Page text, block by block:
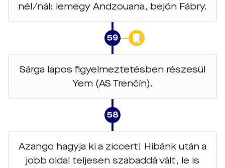
nél/nál: lemegy Andzouana, bejön Fábry.
59
Sárga lapos figyelmeztetésben részesül
Yem (AS Trenčín).
58
Azango hagyja ki a ziccert! Hibánk után a
jobb oldal teljesen szabaddá vált, le is